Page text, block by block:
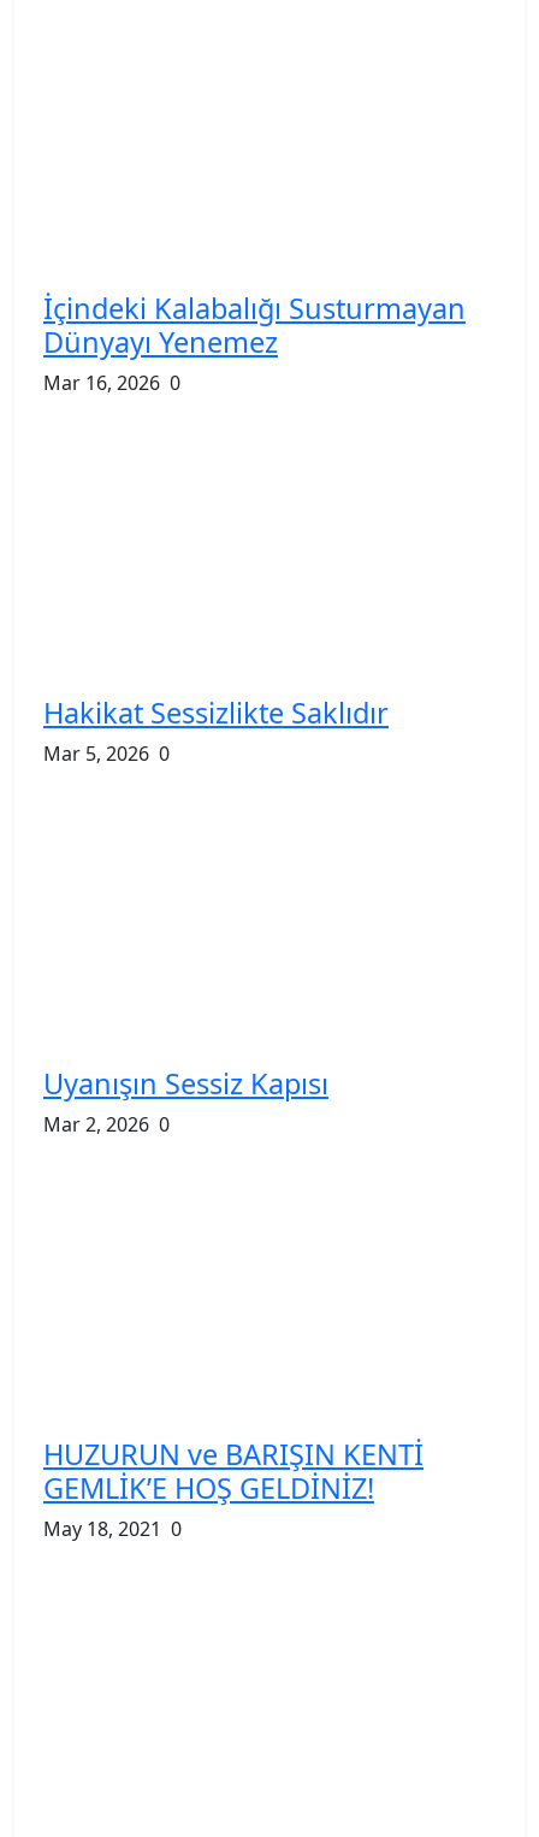
İçindeki Kalabalığı Susturmayan
Dünyayı Yenemez
Mar 16, 2026 0
Hakikat Sessizlikte Saklıdır
Mar 5, 2026 0
Uyanışın Sessiz Kapısı
Mar 2, 2026 0
HUZURUN ve BARIŞIN KENTİ
GEMLİK’E HOŞ GELDİNİZ!
May 18, 2021 0